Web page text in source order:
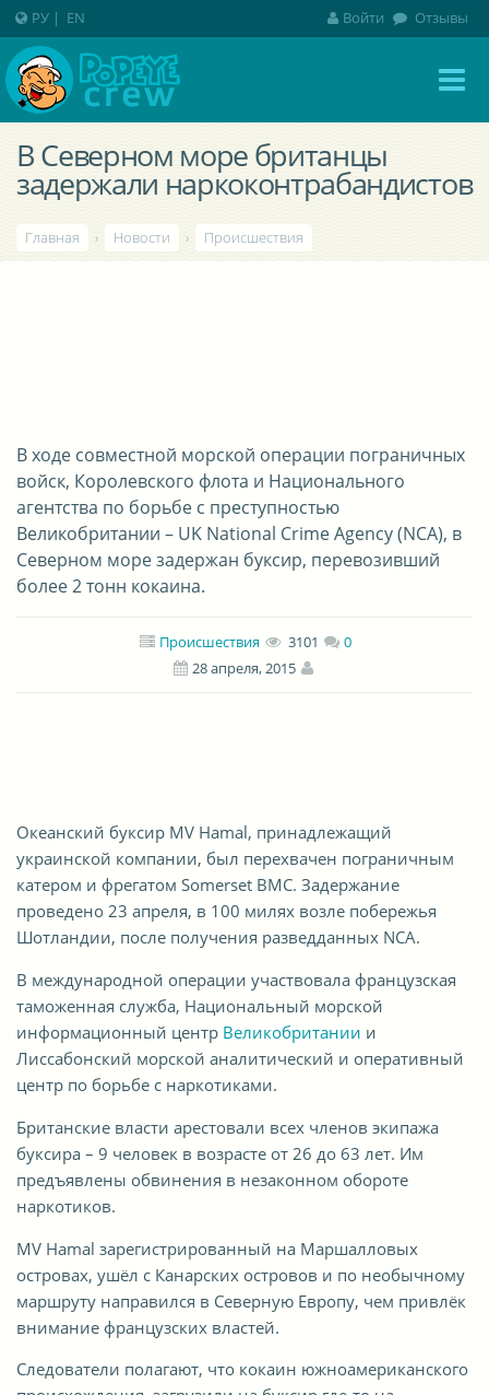
В Северном море британцы
задержали наркоконтрабандистов
Главная › Новости › Происшествия
В ходе совместной морской операции пограничных
войск, Королевского флота и Национального
агентства по борьбе с преступностью
Великобритании – UK National Crime Agency (NCA), в
Северном море задержан буксир, перевозивший
более 2 тонн кокаина.
Происшествия 3101
0
28 апреля, 2015
Океанский буксир MV Hamal, принадлежащий
украинской компании, был перехвачен пограничным
катером и фрегатом Somerset ВМС. Задержание
проведено 23 апреля, в 100 милях возле побережья
Шотландии, после получения разведданных NCA.
В международной операции участвовала французская
таможенная служба, Национальный морской
информационный центр Великобритании и
Лиссабонский морской аналитический и оперативный
центр по борьбе с наркотиками.
Британские власти арестовали всех членов экипажа
буксира – 9 человек в возрасте от 26 до 63 лет. Им
предъявлены обвинения в незаконном обороте
наркотиков.
MV Hamal зарегистрированный на Маршалловых
островах, ушёл с Канарских островов и по необычному
маршруту направился в Северную Европу, чем привлёк
внимание французских властей.
Следователи полагают, что кокаин южноамериканского
РУ | EN Войти Отзывы